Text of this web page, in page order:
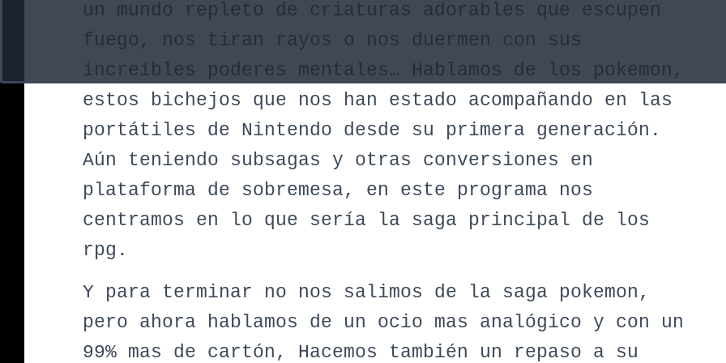
un mundo repleto de criaturas adorables que escupen
fuego, nos tiran rayos o nos duermen con sus
increíbles poderes mentales… Hablamos de los pokemon,
estos bichejos que nos han estado acompañando en las
portátiles de Nintendo desde su primera generación.
Aún teniendo subsagas y otras conversiones en
plataforma de sobremesa, en este programa nos
centramos en lo que sería la saga principal de los
rpg.
Y para terminar no nos salimos de la saga pokemon,
pero ahora hablamos de un ocio mas analógico y con un
99% mas de cartón, Hacemos también un repaso a su